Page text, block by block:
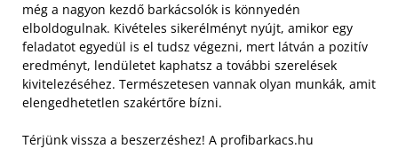
még a nagyon kezdő barkácsolók is könnyedén
elboldogulnak. Kivételes sikerélményt nyújt, amikor egy
feladatot egyedül is el tudsz végezni, mert látván a pozitív
eredményt, lendületet kaphatsz a további szerelések
kivitelezéséhez. Természetesen vannak olyan munkák, amit
elengedhetetlen szakértőre bízni.
Térjünk vissza a beszerzéshez! A profibarkacs.hu